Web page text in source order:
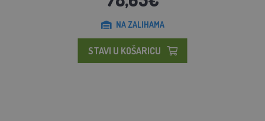
NA ZALIHAMA
STAVI U KOŠARICU